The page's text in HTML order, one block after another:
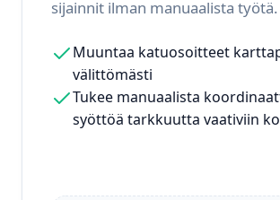
sijainnit ilman manuaalista työtä.
Muuntaa katuosoitteet
välittömästi
Tukee manuaalista
syöttöä tarkkuutta vaativiin